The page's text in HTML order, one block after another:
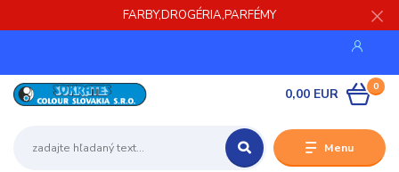
FARBY,DROGÉRIA,PARFÉMY
Menu
0
0,00 EUR